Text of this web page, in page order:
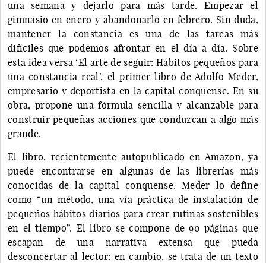
una semana y dejarlo para más tarde. Empezar el
gimnasio en enero y abandonarlo en febrero. Sin duda,
mantener la constancia es una de las tareas más
difíciles que podemos afrontar en el día a día. Sobre
esta idea versa ‘El arte de seguir: Hábitos pequeños para
una constancia real’, el primer libro de Adolfo Meder,
empresario y deportista en la capital conquense. En su
obra, propone una fórmula sencilla y alcanzable para
construir pequeñas acciones que conduzcan a algo más
grande.
El libro, recientemente autopublicado en Amazon, ya
puede encontrarse en algunas de las librerías más
conocidas de la capital conquense. Meder lo define
como “un método, una vía práctica de instalación de
pequeños hábitos diarios para crear rutinas sostenibles
en el tiempo”. El libro se compone de 90 páginas que
escapan de una narrativa extensa que pueda
desconcertar al lector: en cambio, se trata de un texto